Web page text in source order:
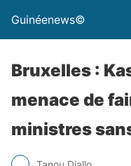
Guinéenews©
Bruxelles :
menace de
ministres